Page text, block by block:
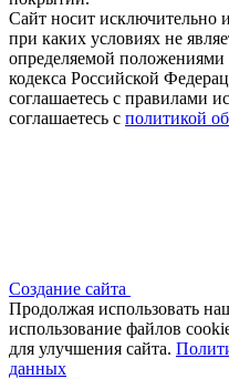
Сайт носит исключительно
при каких условиях не
определяемой положениями
кодекса Российской
соглашаетесь с правилами
соглашаетесь с политикой
Создание сайта
Продолжая использовать
использование файлов
для улучшения сайта.
данных